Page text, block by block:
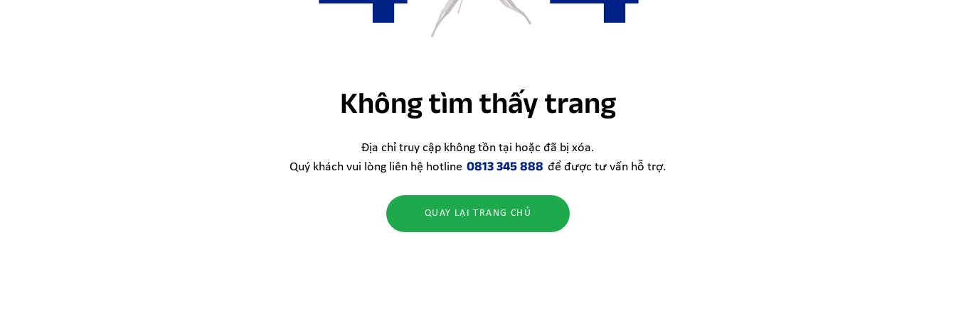
Không tìm thấy trang
Địa chỉ truy cập không tồn tại hoặc đã bị xóa.
Quý khách vui lòng liên hệ hotline 0813 345 888 để được tư vấn hỗ trợ.
QUAY LẠI TRANG CHỦ